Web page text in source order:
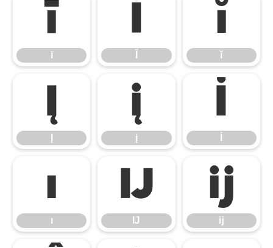
ī
ī
Ĭ ĭ
ĭ
Į į
į
İ
ı
ı
Ĳ
Ĳ
ĳ
ĳ